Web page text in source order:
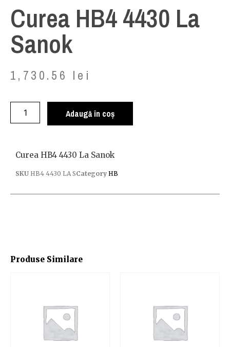
Curea HB4 4430 La
Sanok
1,730.56 lei
Adaugă în coș
Produse Similare
Curea HB4 4430 La Sanok
SKU HB4 4430 LA SCategory HB